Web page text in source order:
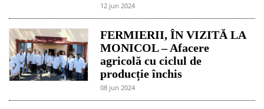
12 jun 2024
FERMIERII, ÎN VIZITĂ LA
MONICOL – Afacere
agricolă cu ciclul de
producție închis
08 jun 2024